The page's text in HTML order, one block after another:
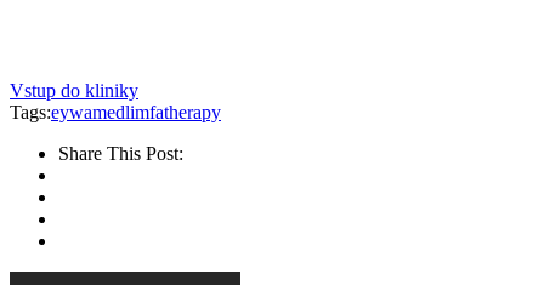
Vstup do kliniky
Tags:eywamedlimfatherapy
Share This Post: